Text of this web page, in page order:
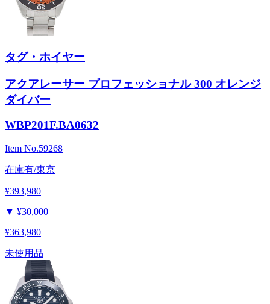
タグ・ホイヤー
アクアレーサー プロフェッショナル 300 オレンジ
ダイバー
WBP201F.BA0632
Item No.59268
在庫有/東京
¥393,980
▼ ¥30,000
¥363,980
未使用品